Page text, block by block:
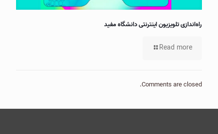
راه‌اندازی تلویزیون اینترنتی دانشگاه مفید
Read more
Comments are closed.